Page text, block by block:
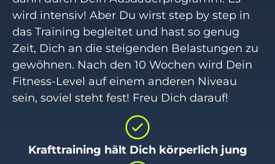
wird intensiv! Aber Du wirst step by step in
das Training begleitet und hast so genug
Zeit, Dich an die steigenden Belastungen zu
gewöhnen. Nach den 10 Wochen wird Dein
Fitness-Level auf einem anderen Niveau
sein, soviel steht fest! Freu Dich darauf!
Krafttraining hält Dich körperlich jung